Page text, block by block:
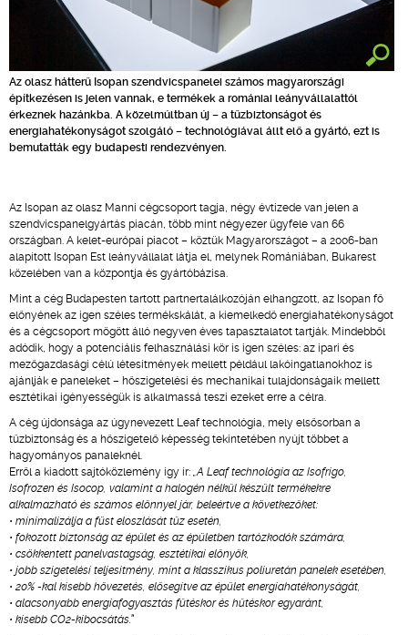
Az olasz hátterű Isopan szendvicspanelei számos magyarországi
építkezésen is jelen vannak, e termékek a romániai leányvállalattól
érkeznek hazánkba. A közelmúltban új – a tűzbiztonságot és
energiahatékonyságot szolgáló – technológiával állt elő a gyártó, ezt is
bemutatták egy budapesti rendezvényen.
Az Isopan az olasz Manni cégcsoport tagja, négy évtizede van jelen a
szendvicspanelgyártás piacán, több mint négyezer ügyfele van 66
országban. A kelet-európai piacot – köztük Magyarországot – a 2006-ban
alapított Isopan Est leányvállalat látja el, melynek Romániában, Bukarest
közelében van a központja és gyártóbázisa.
Mint a cég Budapesten tartott partnertalálkozóján elhangzott, az Isopan fő
előnyének az igen széles termékskálát, a kiemelkedő energiahatékonyságot
és a cégcsoport mögött álló negyven éves tapasztalatot tartják. Mindebből
adódik, hogy a potenciális felhasználási kör is igen széles: az ipari és
mezőgazdasági célú létesítmények mellett például lakóingatlanokhoz is
ajánlják e paneleket – hőszigetelési és mechanikai tulajdonságaik mellett
esztétikai igényességük is alkalmassá teszi ezeket erre a célra.
A cég újdonsága az úgynevezett Leaf technológia, mely elsősorban a
tűzbiztonság és a hőszigetelő képesség tekintetében nyújt többet a
hagyományos panaleknél.
Erről a kiadott sajtóközlemény így ír: „A Leaf technológia az Isofrigo,
Isofrozen és Isocop, valamint a halogén nélkül készült termékekre
alkalmazható és számos előnnyel jár, beleértve a következőket:
• minimalizálja a füst eloszlását tűz esetén,
• fokozott biztonság az épület és az épületben tartózkodók számára,
• csökkentett panelvastagság, esztétikai előnyök,
• jobb szigetelési teljesítmény, mint a klasszikus poliuretán panelek esetében,
• 20% -kal kisebb hővezetés, elősegítve az épület energiahatékonyságát,
• alacsonyabb energiafogyasztás fűtéskor és hűtéskor egyaránt,
• kisebb CO2-kibocsátás.”